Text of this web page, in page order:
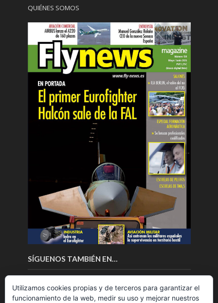
QUIÉNES SOMOS
SÍGUENOS TAMBIÉN EN…
Utilizamos cookies propias y de terceros para garantizar el
funcionamiento de la web, medir su uso y mejorar nuestros